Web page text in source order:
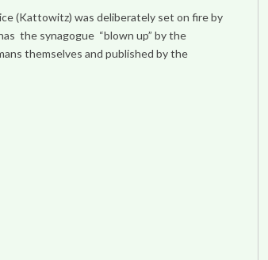
(Kattowitz) was deliberately set on fire by
the synagogue “blown up” by the
themselves and published by the